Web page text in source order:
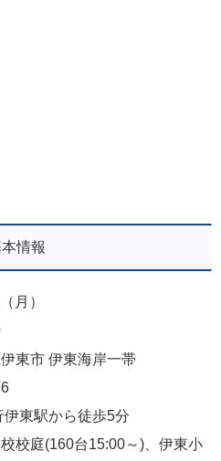
情報
月）
東市 伊東海岸一帯
東駅から徒歩5分
校庭(160台15:00～)、伊東小